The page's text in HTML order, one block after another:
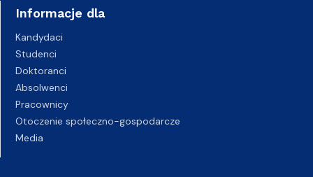
Informacje dla
Kandydaci
Studenci
Doktoranci
Absolwenci
Pracownicy
Otoczenie społeczno-gospodarcze
Media